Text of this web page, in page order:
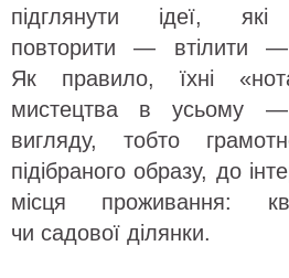
підглянути ідеї,
повторити — втілити
Як правило, їхні
мистецтва в усьому —
вигляду, тобто
підібраного образу, до
місця проживання:
чи садової ділянки.